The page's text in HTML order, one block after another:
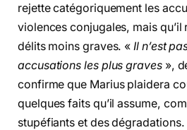
rejette catégoriquement les
violences conjugales, mais
délits moins graves. « Il n’est
accusations les plus graves»,
confirme que Marius plaidera
quelques faits qu’il assume,
stupéfiants et des dégradations.